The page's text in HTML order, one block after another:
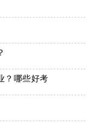
？哪些好考